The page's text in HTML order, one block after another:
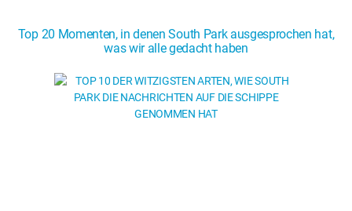
Top 20 Momenten, in denen South Park ausgesprochen hat,
was wir alle gedacht haben